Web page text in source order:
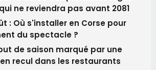
ne reviendra pas avant 2081
: Où s'installer en Corse pour
du spectacle ?
de saison marqué par une
recul dans les restaurants